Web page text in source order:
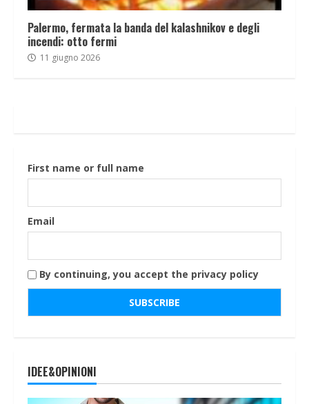
Palermo, fermata la banda del kalashnikov e degli
incendi: otto fermi
11 giugno 2026
First name or full name
Email
By continuing, you accept the privacy policy
IDEE&OPINIONI